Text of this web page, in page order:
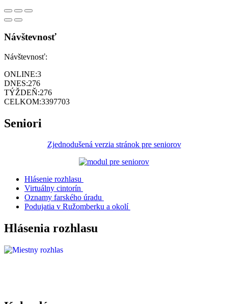
Návštevnosť
Návštevnosť:
ONLINE:3
DNES:276
TÝŽDEŇ:276
CELKOM:3397703
Seniori
Zjednodušená verzia stránok pre seniorov
Hlásenie rozhlasu
Virtuálny cintorín
Oznamy farského úradu
Podujatia v Ružomberku a okolí
Hlásenia rozhlasu